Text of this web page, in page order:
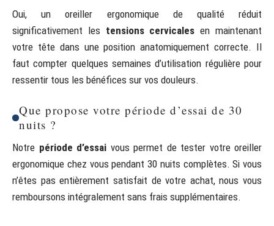
Oui, un oreiller ergonomique de qualité réduit
significativement les tensions cervicales en maintenant
votre tête dans une position anatomiquement correcte. Il
faut compter quelques semaines d’utilisation régulière pour
ressentir tous les bénéfices sur vos douleurs.
Que propose votre période d’essai de 30
nuits ?
Notre période d’essai vous permet de tester votre oreiller
ergonomique chez vous pendant 30 nuits complètes. Si vous
n’êtes pas entièrement satisfait de votre achat, nous vous
remboursons intégralement sans frais supplémentaires.